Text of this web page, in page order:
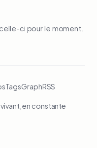
ci pour le moment.
TagsGraphRSS
en constante